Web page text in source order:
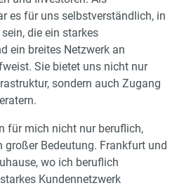
es für uns selbstverständlich, in
die ein starkes
ein breites Netzwerk an
Sie bietet uns nicht nur
sondern auch Zugang
für mich nicht nur beruflich,
großer Bedeutung. Frankfurt und
wo ich beruflich
Kundennetzwerk